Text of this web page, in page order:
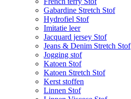
Gabardine Stretch Stof
Hydrofiel Stof
Imitatie leer
Jacquard jersey Stof
Jeans & Denim Stretch Stof
Jogging stof
Katoen Stof
Katoen Stretch Stof
Kerst stoffen
Linnen Stof